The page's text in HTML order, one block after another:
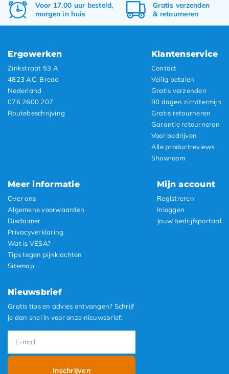
Voor 17.00 uur besteld,
morgen in huis
Gratis verzenden
& retourneren
Ergowerken
Zinkstraat 53 A
4823 AC, Breda
Nederland
076 2600 207
Routebeschrijving
Klantenservice
Contact
Veilig betalen
Gratis verzenden
90 dagen zichttermijn
Gratis retourneren
Garantie retourneren
Voor bedrijven
Alle productreviews
Showroom
Meer informatie
Over ons
Algemene voorwaarden
Disclaimer
Privacyverklaring
Wat is VESA?
Tips tegen pijnklachten
Sitemap
Mijn account
Registreren
Inloggen
Jouw bedrijfsportaal
Nieuwsbrief
Gratis tips en advies ontvangen? Schrijf
je dan snel in voor onze nieuwsbrief:
Inschrijven